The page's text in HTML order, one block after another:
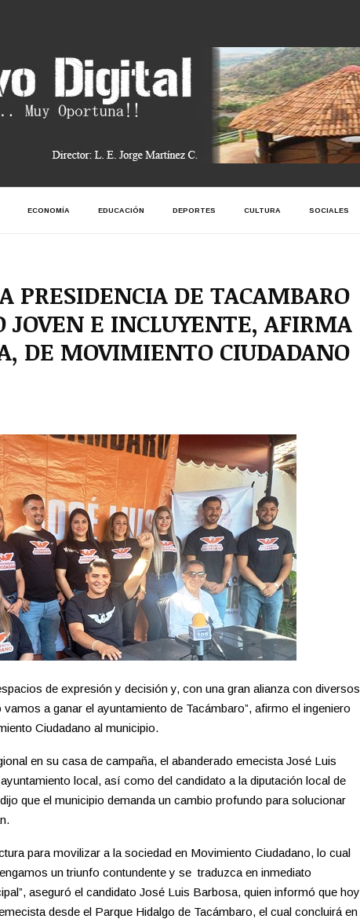
ECONOMÍA EDUCACIÓN DEPORTES CULTURA SOCIALES
PRESIDENCIA DE TACAMBARO
JOVEN E INCLUYENTE, AFIRMA
DE MOVIMIENTO CIUDADANO
de expresión y decisión y, con una gran alianza con diversos
a ganar el ayuntamiento de Tacámbaro”, afirmo el ingeniero
Ciudadano al municipio.
en su casa de campaña, el abanderado emecista José Luis
local, así como del candidato a la diputación local de
que el municipio demanda un cambio profundo para solucionar
para movilizar a la sociedad en Movimiento Ciudadano, lo cual
un triunfo contundente y se traduzca en inmediato
aseguró el candidato José Luis Barbosa, quien informó que hoy
desde el Parque Hidalgo de Tacámbaro, el cual concluirá en